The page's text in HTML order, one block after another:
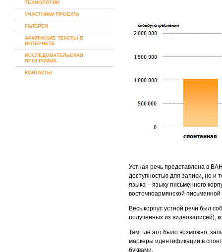
ТЕХНОЛОГИИ
УЧАСТНИКИ ПРОЕКТА
ГАЛЕРЕЯ
АРМЯНСКИЕ ТЕКСТЫ В
ИНТЕРНЕТЕ
ИССЛЕДОВАТЕЛЬСКАЯ
ПРОГРАММА
КОНТАКТЫ
Устная речь представлена в
доступностью для записи, но и
языка – языку письменного
восточноармянской
Весь корпус устной речи был
полученных из видеозаписей),
Там, где это было возможно,
маркеры идентификации в
буквами.